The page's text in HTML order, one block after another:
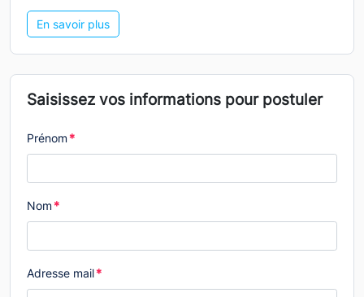
En savoir plus
Saisissez vos informations pour postuler
Prénom*
Nom*
Adresse mail*